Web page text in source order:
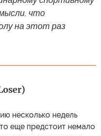
что
на этот раз
несколько недель
еще предстоит немало